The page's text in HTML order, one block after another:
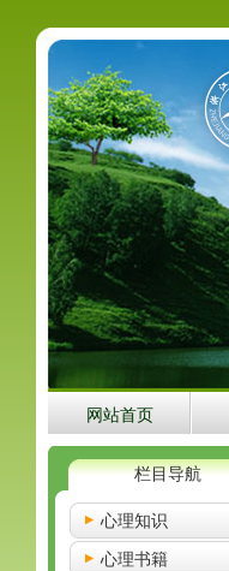
网站首页
栏目导航
心理知识
心理书籍